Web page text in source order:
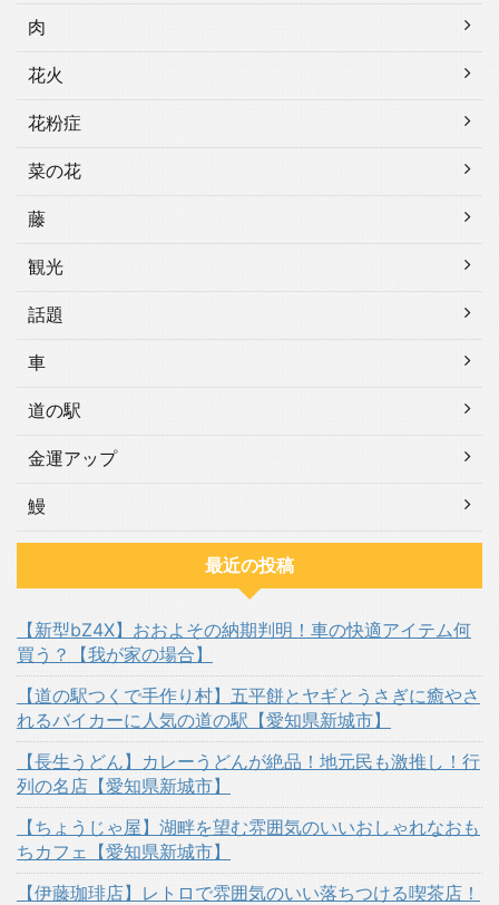
肉
花火
花粉症
菜の花
藤
観光
話題
車
道の駅
金運アップ
鰻
最近の投稿
【新型bZ4X】おおよその納期判明！車の快適アイテム何
買う？【我が家の場合】
【道の駅つくで手作り村】五平餅とヤギとうさぎに癒やさ
れるバイカーに人気の道の駅【愛知県新城市】
【長生うどん】カレーうどんが絶品！地元民も激推し！行
列の名店【愛知県新城市】
【ちょうじゃ屋】湖畔を望む雰囲気のいいおしゃれなおも
ちカフェ【愛知県新城市】
【伊藤珈琲店】レトロで雰囲気のいい落ちつける喫茶店！